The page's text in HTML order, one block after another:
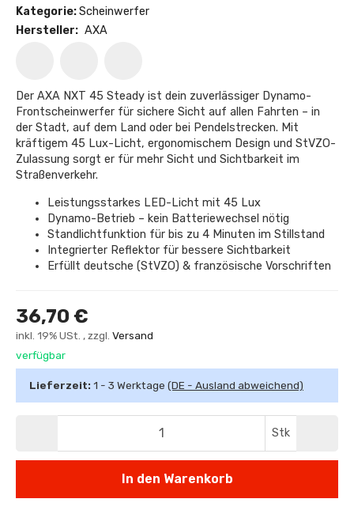
Kategorie:Scheinwerfer
Hersteller: AXA
Der AXA NXT 45 Steady ist dein zuverlässiger Dynamo-
Frontscheinwerfer für sichere Sicht auf allen Fahrten – in
der Stadt, auf dem Land oder bei Pendelstrecken. Mit
kräftigem 45 Lux-Licht, ergonomischem Design und StVZO-
Zulassung sorgt er für mehr Sicht und Sichtbarkeit im
Straßenverkehr.
Leistungsstarkes LED-Licht mit 45 Lux
Dynamo-Betrieb – kein Batteriewechsel nötig
Standlichtfunktion für bis zu 4 Minuten im Stillstand
Integrierter Reflektor für bessere Sichtbarkeit
Erfüllt deutsche (StVZO) & französische Vorschriften
36,70 €
inkl. 19% USt. , zzgl. Versand
verfügbar
Lieferzeit: 1 - 3 Werktage (DE - Ausland abweichend)
Stk
In den Warenkorb